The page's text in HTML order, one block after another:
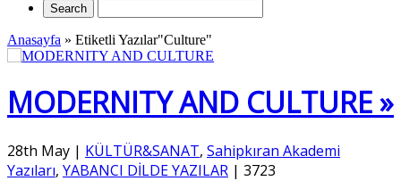
Anasayfa » Etiketli Yazılar"Culture"
MODERNITY AND CULTURE »
28th May | KÜLTÜR&SANAT, Sahipkıran Akademi
Yazıları, YABANCI DİLDE YAZILAR | 3723